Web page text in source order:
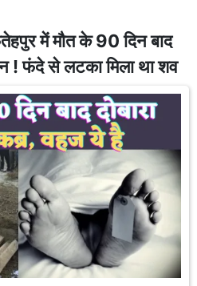
में मौत के 90 दिन बाद
! फंदे से लटका मिला था शव